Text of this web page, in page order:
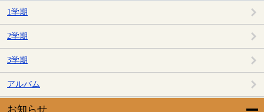
1学期
2学期
3学期
アルバム
お知らせ